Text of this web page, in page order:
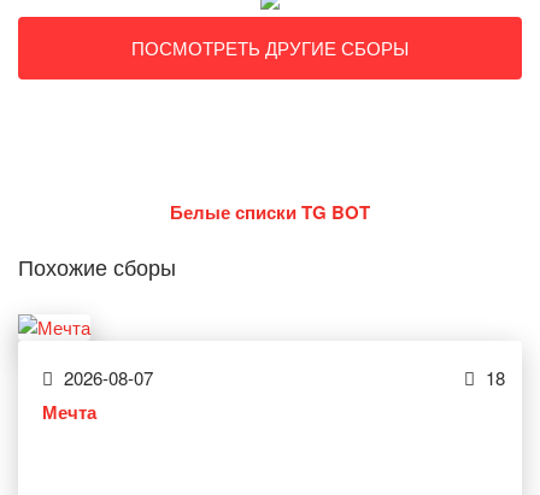
ПОСМОТРЕТЬ ДРУГИЕ СБОРЫ
Белые списки TG BOT
Похожие сборы
2026-08-07 18
Мечта